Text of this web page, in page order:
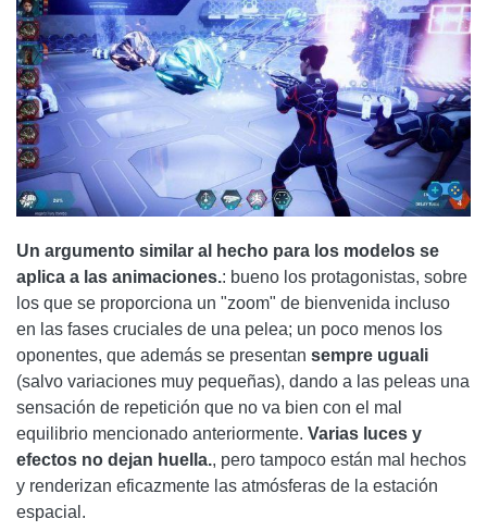
Un argumento similar al hecho para los modelos se
aplica a las animaciones.: bueno los protagonistas, sobre
los que se proporciona un "zoom" de bienvenida incluso
en las fases cruciales de una pelea; un poco menos los
oponentes, que además se presentan sempre uguali
(salvo variaciones muy pequeñas), dando a las peleas una
sensación de repetición que no va bien con el mal
equilibrio mencionado anteriormente. Varias luces y
efectos no dejan huella., pero tampoco están mal hechos
y renderizan eficazmente las atmósferas de la estación
espacial.